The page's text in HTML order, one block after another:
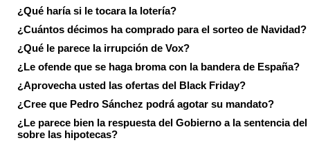
¿Qué haría si le tocara la lotería?
¿Cuántos décimos ha comprado para el sorteo de Navidad?
¿Qué le parece la irrupción de Vox?
¿Le ofende que se haga broma con la bandera de España?
¿Aprovecha usted las ofertas del Black Friday?
¿Cree que Pedro Sánchez podrá agotar su mandato?
¿Le parece bien la respuesta del Gobierno a la sentencia
sobre las hipotecas?